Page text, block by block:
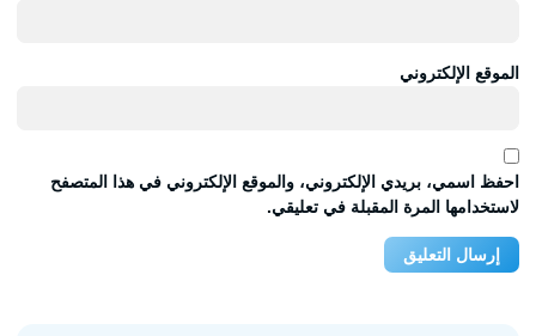
الموقع الإلكتروني
احفظ اسمي، بريدي الإلكتروني، والموقع الإلكتروني في هذا المتصفح
لاستخدامها المرة المقبلة في تعليقي.